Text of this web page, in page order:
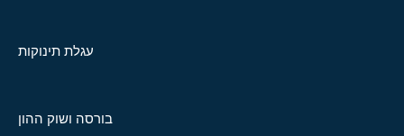
עגלת תינוקות
בורסה ושוק ההון